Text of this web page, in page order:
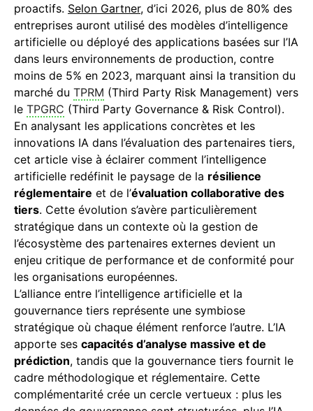
proactifs. Selon Gartner, d’ici 2026, plus de 80% des
entreprises auront utilisé des modèles d’intelligence
artificielle ou déployé des applications basées sur l’IA
dans leurs environnements de production, contre
moins de 5% en 2023, marquant ainsi la transition du
marché du TPRM (Third Party Risk Management) vers
le TPGRC (Third Party Governance & Risk Control).
En analysant les applications concrètes et les
innovations IA dans l’évaluation des partenaires tiers,
cet article vise à éclairer comment l’intelligence
artificielle redéfinit le paysage de la résilience
réglementaire et de l’évaluation collaborative des
tiers. Cette évolution s’avère particulièrement
stratégique dans un contexte où la gestion de
l’écosystème des partenaires externes devient un
enjeu critique de performance et de conformité pour
les organisations européennes.
L’alliance entre l’intelligence artificielle et la
gouvernance tiers représente une symbiose
stratégique où chaque élément renforce l’autre. L’IA
apporte ses capacités d’analyse massive et de
prédiction, tandis que la gouvernance tiers fournit le
cadre méthodologique et réglementaire. Cette
complémentarité crée un cercle vertueux : plus les